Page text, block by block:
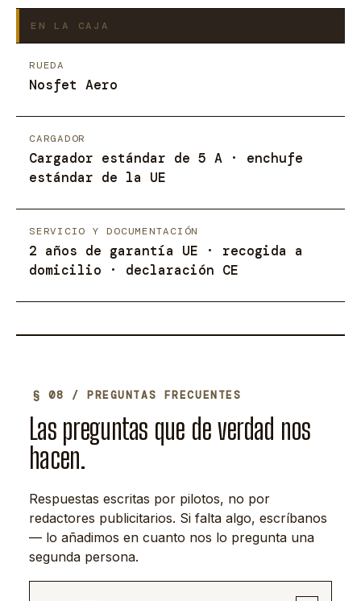
EN LA CAJA
RUEDA
Nosfet Aero
CARGADOR
Cargador estándar de 5 A · enchufe
estándar de la UE
SERVICIO Y DOCUMENTACIÓN
2 años de garantía UE · recogida a
domicilio · declaración CE
§ 08 / PREGUNTAS FRECUENTES
Las preguntas que de verdad nos
hacen.
Respuestas escritas por pilotos, no por
redactores publicitarios. Si falta algo, escríbanos
— lo añadimos en cuanto nos lo pregunta una
segunda persona.